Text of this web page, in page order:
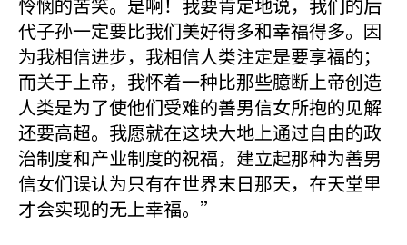
代子孙一定要比我们美好得多和幸福得多。因
为我相信进步，我相信人类注定是要享福的；
而关于上帝，我怀着一种比那些臆断上帝创造
人类是为了使他们受难的善男信女所抱的见解
还要高超。我愿就在这块大地上通过自由的政
治制度和产业制度的祝福，建立起那种为善男
信女们误认为只有在世界末日那天，在天堂里
才会实现的无上幸福。”